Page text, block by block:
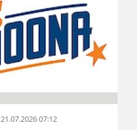
21.07.2026 07:12